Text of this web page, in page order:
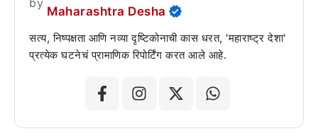
Maharashtra Desha
सत्य, निष्पक्षता आणि नव्या दृष्टिकोनाची कास धरत, 'महाराष्ट्र देशा'
प्रत्येक घटनेचं प्रामाणिक रिपोर्टिंग करत आले आहे.